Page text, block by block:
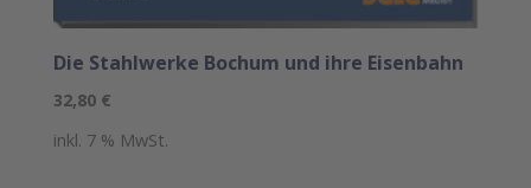
Die Stahlwerke Bochum und ihre Eisenbahn
32,80 €
inkl. 7 % MwSt.